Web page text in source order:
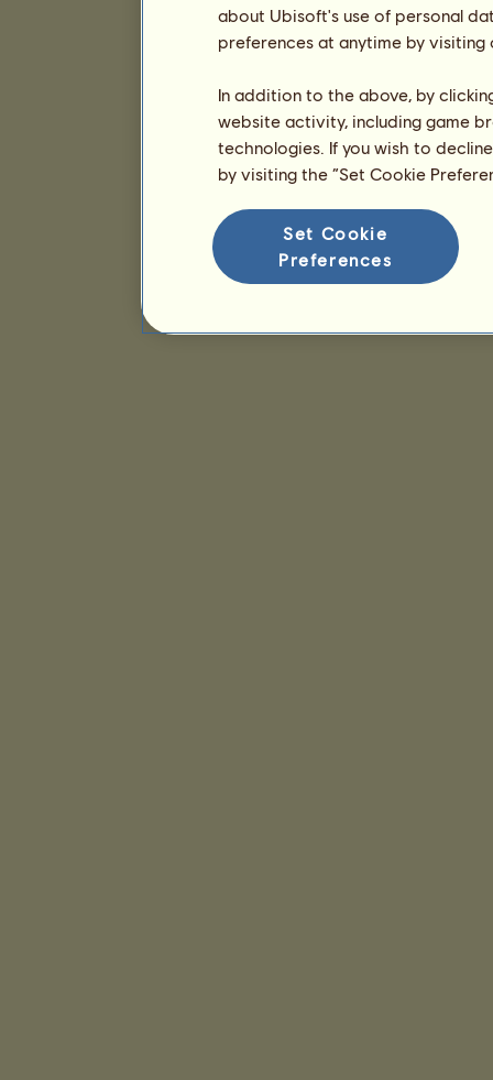
about Ubisoft's use of personal
preferences at anytime by
In addition to the above, by
website activity, including game
technologies. If you wish to
by visiting the “Set Cookie
Set Cookie
Preferences